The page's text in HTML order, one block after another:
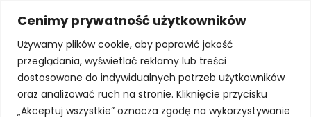
Cenimy prywatność użytkowników
Używamy plików cookie, aby poprawić jakość
przeglądania, wyświetlać reklamy lub treści
dostosowane do indywidualnych potrzeb użytkowników
oraz analizować ruch na stronie. Kliknięcie przycisku
„Akceptuj wszystkie” oznacza zgodę na wykorzystywanie
+48 510 070
090
SOLEC 81B LOK.
A66,
WARSZAWA
JOIN OUR
MAILING
By subscribing,
you agree to
ourTerms of
UseandPrivacy
OBSŁUGA
KLIENTA
Gwarancja
.
.